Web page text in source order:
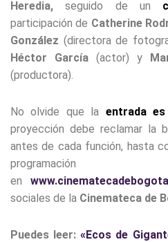
Heredia, seguido de un
participación de Catherine
González (directora de
Héctor García (actor) y
(productora).
No olvide que la entrada
proyección debe reclamar la
antes de cada función, hasta
en
sociales de la Cinemateca de
Puedes leer:«Ecos de